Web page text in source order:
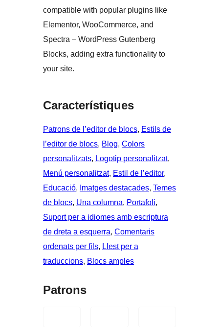
compatible with popular plugins like
Elementor, WooCommerce, and
Spectra – WordPress Gutenberg
Blocks, adding extra functionality to
your site.
Característiques
Patrons de l’editor de blocs, Estils de
l’editor de blocs, Blog, Colors
personalitzats, Logotip personalitzat
Menú personalitzat, Estil de l’editor
Educació, Imatges destacades, Temes
de blocs, Una columna, Portafoli
Suport per a idiomes amb escriptura
de dreta a esquerra, Comentaris
ordenats per fils, Llest per a
traduccions, Blocs amples
Patrons